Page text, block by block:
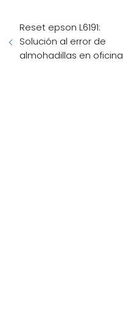
Reset epson L6191:
Solución al error de
almohadillas en oficina